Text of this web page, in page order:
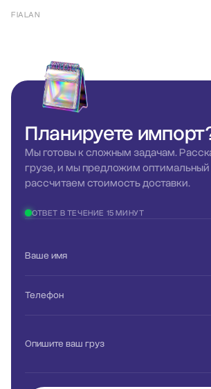
FIALAN
Планируете
Мы готовы к сложным задачам.
грузе, и мы предложим
рассчитаем стоимость доставки.
ОТВЕТ В ТЕЧЕНИЕ 15 МИНУТ
Ваше имя
Телефон
Опишите ваш груз